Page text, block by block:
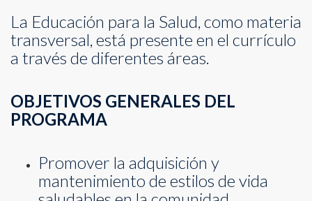
La Educación para la Salud, como materia
transversal, está presente en el currículo
a través de diferentes áreas.
OBJETIVOS GENERALES DEL
PROGRAMA
Promover la adquisición y
mantenimiento de estilos de vida